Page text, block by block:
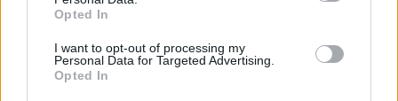
Opted In
I want to opt-out of processing my
Personal Data for Targeted Advertising.
Opted In
KERTÉSZ ÉS KERTÉSZET REGISZTRÁCIÓ